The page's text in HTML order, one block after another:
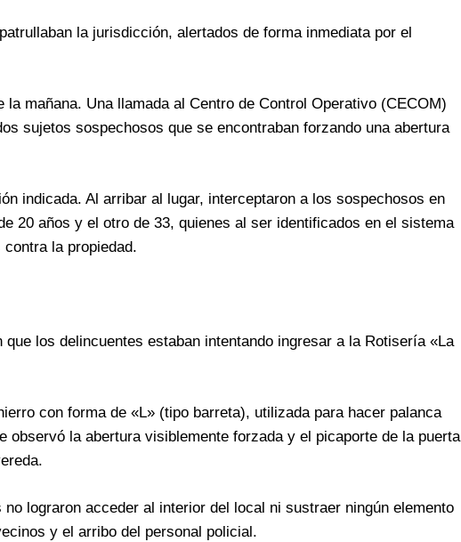
la jurisdicción, alertados de forma inmediata por el
mañana. Una llamada al Centro de Control Operativo (CECOM)
sujetos sospechosos que se encontraban forzando una abertura
indicada. Al arribar al lugar, interceptaron a los sospechosos en
20 años y el otro de 33, quienes al ser identificados en el sistema
la propiedad.
los delincuentes estaban intentando ingresar a la Rotisería «La
con forma de «L» (tipo barreta), utilizada para hacer palanca
la abertura visiblemente forzada y el picaporte de la puerta
lograron acceder al interior del local ni sustraer ningún elemento
y el arribo del personal policial.